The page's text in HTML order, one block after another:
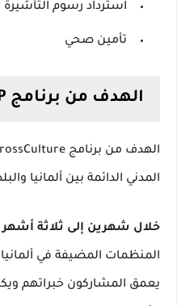
استرداد رسوم
تأمين صحي
الهدف من برنامج CCP
المدني الدائمة بين ألمانيا
خلال شهرين إلى ثلاثة أشهر
يعمق المشاركون خبراتهم